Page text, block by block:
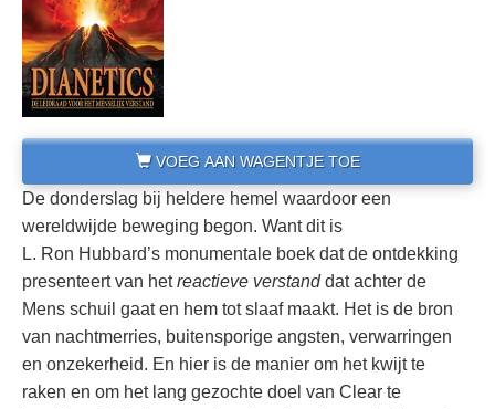
VOEG AAN WAGENTJE TOE
De donderslag bij heldere hemel waardoor een
wereldwijde beweging begon. Want dit is
L. Ron Hubbard’s monumentale boek dat de ontdekking
presenteert van hetreactieve verstanddat achter de
Mens schuil gaat en hem tot slaaf maakt. Het is de bron
van nachtmerries, buitensporige angsten, verwarringen
en onzekerheid. En hier is de manier om het kwijt te
raken en om het lang gezochte doel van Clear te